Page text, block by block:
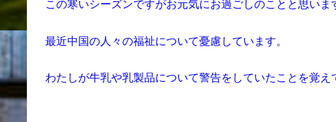
この寒いシーズンですがお元気にお過ごしのことと思いま
最近中国の人々の福祉について憂慮しています。
わたしが牛乳や乳製品について警告をしていたことを覚え